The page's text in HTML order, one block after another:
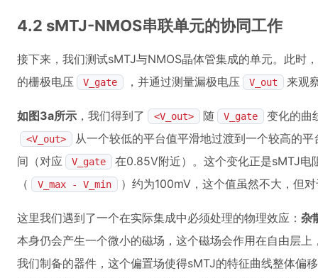
4.2 sMTJ-NMOS串联单元的协同工作
接下来，我们测试sMTJ与NMOS晶体管集成的单元。此时
的栅极电压
V_gate ，并通过测量漏极电压 V_out 来观
如图3a所示 ，我们得到了 <V_out> 随 V_gate 变化的曲
<V_out>
从一个较低的平台值平滑地过渡到一个较高的
间（对应
V_gate
在0.85V附近）。这个变化正是sMTJ电
（
V_max - V_min ）约为100mV，这个值虽然不大，但
这里我们遇到了一个在实际集成中必须处理的物理效应： 杂
本身仍会产生一个微小的磁场，这个磁场会作用在自由层
我们制备的器件，这个偏置场使得sMTJ的特征曲线整体偏